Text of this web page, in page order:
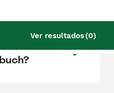
Ver resultados(0)
del